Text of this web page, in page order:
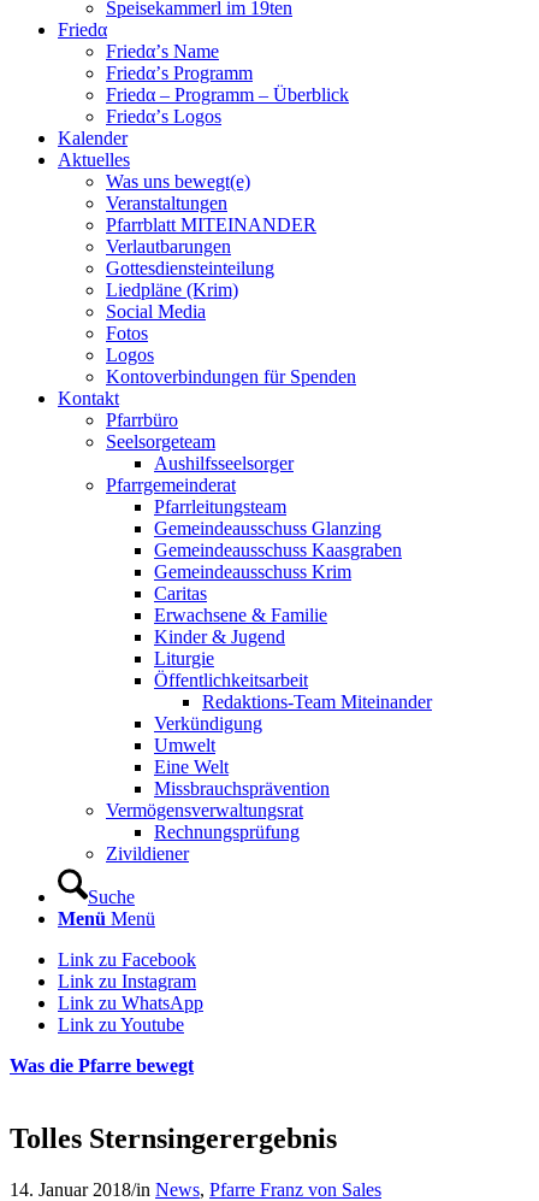
Speisekammerl im 19ten
Friedα
Friedα’s Name
Friedα’s Programm
Friedα – Programm – Überblick
Friedα’s Logos
Kalender
Aktuelles
Was uns bewegt(e)
Veranstaltungen
Pfarrblatt MITEINANDER
Verlautbarungen
Gottesdiensteinteilung
Liedpläne (Krim)
Social Media
Fotos
Logos
Kontoverbindungen für Spenden
Kontakt
Pfarrbüro
Seelsorgeteam
Aushilfsseelsorger
Pfarrgemeinderat
Pfarrleitungsteam
Gemeindeausschuss Glanzing
Gemeindeausschuss Kaasgraben
Gemeindeausschuss Krim
Caritas
Erwachsene & Familie
Kinder & Jugend
Liturgie
Öffentlichkeitsarbeit
Redaktions-Team Miteinander
Verkündigung
Umwelt
Eine Welt
Missbrauchsprävention
Vermögensverwaltungsrat
Rechnungsprüfung
Zivildiener
Suche
Menü Menü
Link zu Facebook
Link zu Instagram
Link zu WhatsApp
Link zu Youtube
Was die Pfarre bewegt
Tolles Sternsingerergebnis
14. Januar 2018/in News, Pfarre Franz von Sales